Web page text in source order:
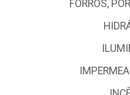
FORROS,